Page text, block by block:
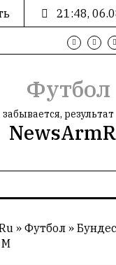
21:48,
Футбол
результат
» Футбол »
М